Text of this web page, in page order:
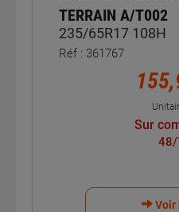
TERRAIN A/T002
235/65R17 108H
Réf : 361767
Sur
48/
Voir